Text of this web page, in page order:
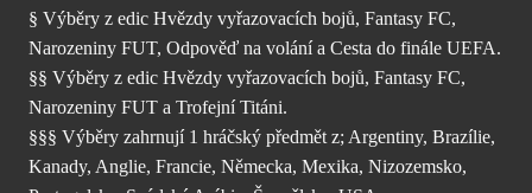
§ Výběry z edic Hvězdy vyřazovacích bojů, Fantasy FC,
Narozeniny FUT, Odpověď na volání a Cesta do finále UEFA.
§§ Výběry z edic Hvězdy vyřazovacích bojů, Fantasy FC,
Narozeniny FUT a Trofejní Titáni.
§§§ Výběry zahrnují 1 hráčský předmět z; Argentiny, Brazílie,
Kanady, Anglie, Francie, Německa, Mexika, Nizozemsko,